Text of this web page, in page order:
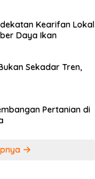
Kearifan Lokal
Daya Ikan
Sekadar Tren,
Pertanian di